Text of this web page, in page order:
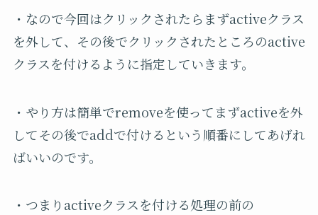
・なので今回はクリックされたらまずactiveクラス
を外して、その後でクリックされたところのactive
クラスを付けるように指定していきます。
・やり方は簡単でremoveを使ってまずactiveを外
してその後でaddで付けるという順番にしてあげれ
ばいいのです。
・つまりactiveクラスを付ける処理の前の